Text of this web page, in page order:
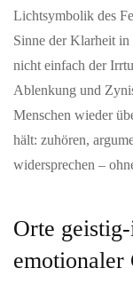
Am 29. Mai
zum zehnten Mal
Wasserextreme
jeden Ort treffen.
Lichtsymbolik des
Sinne der Klarheit
nicht einfach der
Ablenkung und
Menschen wieder
hält: zuhören,
widersprechen –
Orte
emotionaler